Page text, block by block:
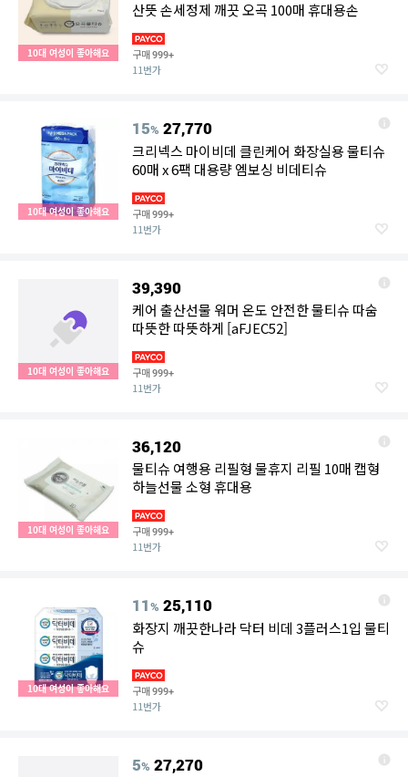
10대 여성이 좋아해요
산뜻 손세정제 깨끗 오곡 100매 휴대용손
구매999+
11번가
10대 여성이 좋아해요
15% 27,770
크리넥스 마이비데 클린케어 화장실용 물티슈
60매 x 6팩 대용량 엠보싱 비데티슈
구매999+
11번가
10대 여성이 좋아해요
39,390
케어 출산선물 워머 온도 안전한 물티슈 따숨
따뜻한 따뜻하게 [aFJEC52]
구매999+
11번가
10대 여성이 좋아해요
36,120
물티슈 여행용 리필형 물휴지 리필 10매 캡형
하늘선물 소형 휴대용
구매999+
11번가
10대 여성이 좋아해요
11% 25,110
화장지 깨끗한나라 닥터 비데 3플러스1입 물티
슈
구매999+
11번가
5% 27,270